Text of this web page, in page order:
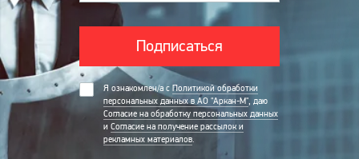
Подписаться
Я ознакомлен/а с Политикой обработки
персональных данных в АО "Аркан-М", даю
Согласие на обработку персональных данных
и Согласие на получение рассылок и
рекламных материалов.